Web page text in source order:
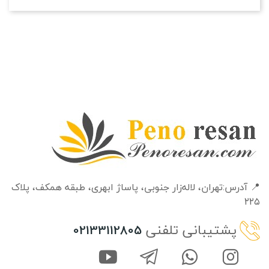
📍 آدرس:تهران، لاله‌زار جنوبی، پاساژ ابهری، طبقه‌ همکف، پلاک
۲۲۵
پشتیبانی تلفنی 02133112805